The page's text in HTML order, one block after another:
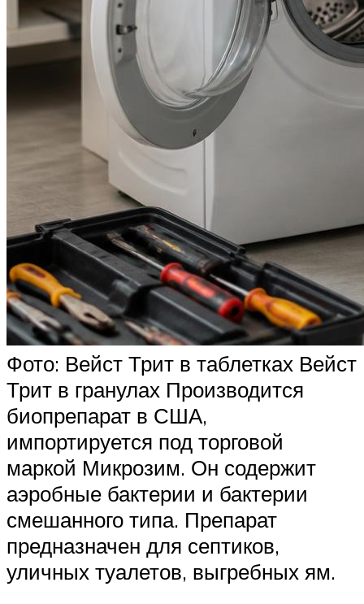
Фото: Вейст Трит в таблетках Вейст
Трит в гранулах Производится
биопрепарат в США,
импортируется под торговой
маркой Микрозим. Он содержит
аэробные бактерии и бактерии
смешанного типа. Препарат
предназначен для септиков,
уличных туалетов, выгребных ям.